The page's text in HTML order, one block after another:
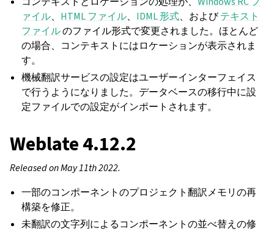
ァイル、 HTML ファイル、 IDML 形式、およびテキスト
ファイルのファイル形式で変更されました。ほとんど
の場合、コンテキストにはロケーションが表示されま
す。
機械翻訳サービスの設定はユーザーインターフェイス
で行うようになりました。データベースの移行中に設
定ファイルでの設定がインポートされます。
Weblate 4.12.2
Released on May 11th 2022.
一部のコンポーネントのプロジェクト翻訳メモリの再
構築を修正。
未翻訳の文字列によるコンポーネントの並べ替えの修